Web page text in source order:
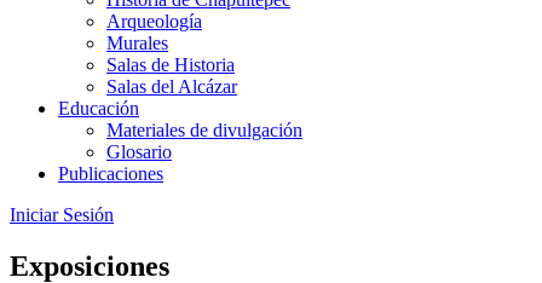
Arqueología
Murales
Salas de Historia
Salas del Alcázar
Educación
Materiales de divulgación
Glosario
Publicaciones
Iniciar Sesión
Exposiciones